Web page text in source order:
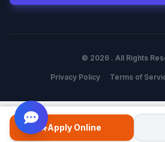
Apply Online
© 2026 . All Rights
Privacy Policy Terms of